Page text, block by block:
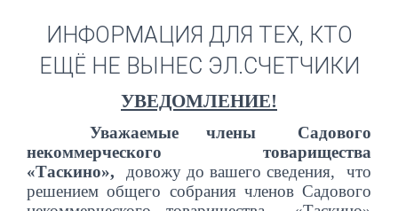
ИНФОРМАЦИЯ ДЛЯ ТЕХ, КТО
ЕЩЁ НЕ ВЫНЕС ЭЛ.СЧЕТЧИКИ
УВЕДОМЛЕНИЕ!
Уважаемые члены Садового
некоммерческого товарищества
«Таскино», довожу до вашего сведения, что
решением общего собрания членов Садового